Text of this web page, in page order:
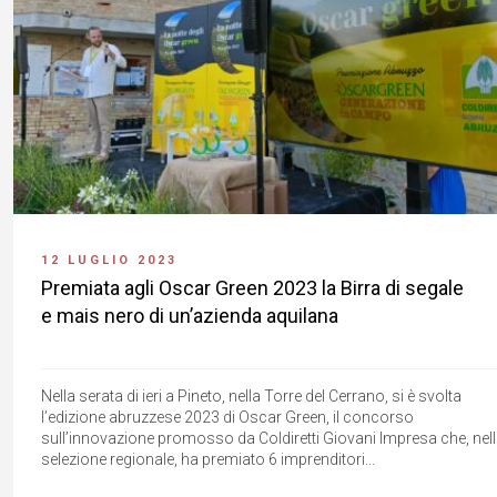
12 LUGLIO 2023
Premiata agli Oscar Green 2023 la Birra di segale
e mais nero di un’azienda aquilana
Nella serata di ieri a Pineto, nella Torre del Cerrano, si è svolta
l’edizione abruzzese 2023 di Oscar Green, il concorso
sull’innovazione promosso da Coldiretti Giovani Impresa che,
selezione regionale, ha premiato 6 imprenditori...